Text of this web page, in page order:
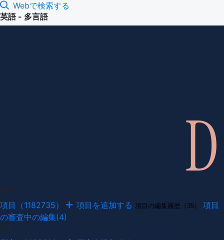
Webで検索する
英語 - 多言語
項目（1182735） 項目を追加する 項目の編集履歴（35）
項目
の審査中の編集(4)